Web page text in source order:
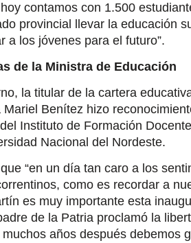
contamos con 1.500
provincial llevar la educación
a los jóvenes para el futuro”.
de la Ministra de Educación
la titular de la cartera
Mariel Benítez hizo
Instituto de Formación
Nacional del Nordeste.
“en un día tan caro a los
como es recordar a
es muy importante esta
de la Patria proclamó la
muchos años después debemos